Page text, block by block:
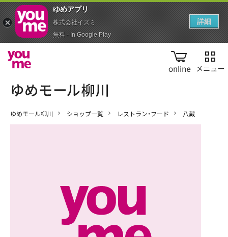
online
ゆめモール柳川 ショップ一覧 レストラン・フード 八蔵
ゆめアプ‪リ‬
株式会社イズミ
無料 - In Google Play
詳細